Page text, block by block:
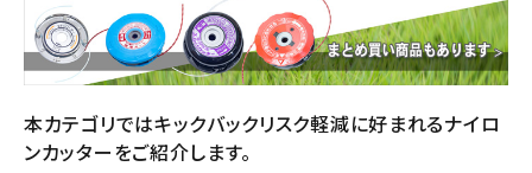
本カテゴリではキックバックリスク軽減に好まれるナイロ
ンカッターをご紹介します。